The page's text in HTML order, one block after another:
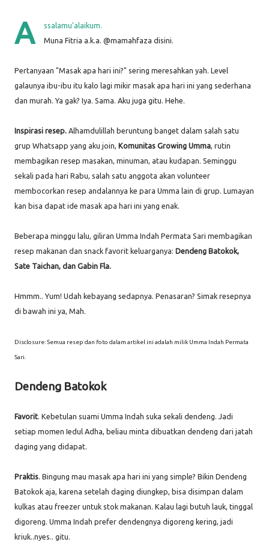
A
ssalamu'alaikum.
Muna Fitria a.k.a. @mamahfaza disini.
Pertanyaan "Masak apa hari ini?" sering meresahkan yah. Level
galaunya ibu-ibu itu kalo lagi mikir masak apa hari ini yang sederhana
dan murah. Ya gak? Iya. Sama. Aku juga gitu. Hehe.
Inspirasi resep. Alhamdulillah beruntung banget dalam salah satu
grup Whatsapp yang aku join, Komunitas Growing Umma, rutin
membagikan resep masakan, minuman, atau kudapan. Seminggu
sekali pada hari Rabu, salah satu anggota akan volunteer
membocorkan resep andalannya ke para Umma lain di grup. Lumayan
kan bisa dapat ide masak apa hari ini yang enak.
Beberapa minggu lalu, giliran Umma Indah Permata Sari membagikan
resep makanan dan snack favorit keluarganya: Dendeng Batokok,
Sate Taichan, dan Gabin Fla.
Hmmm.. Yum! Udah kebayang sedapnya. Penasaran? Simak resepnya
di bawah ini ya, Mah.
Disclosure: Semua resep dan foto dalam artikel ini adalah milik Umma Indah Permata
Sari.
Dendeng Batokok
Favorit . Kebetulan suami Umma Indah suka sekali dendeng. Jadi
setiap momen Iedul Adha, beliau minta dibuatkan dendeng dari jatah
daging yang didapat.
Praktis . Bingung mau masak apa hari ini yang simple? Bikin Dendeng
Batokok aja, karena setelah daging diungkep, bisa disimpan dalam
kulkas atau freezer untuk stok makanan. Kalau lagi butuh lauk, tinggal
digoreng. Umma Indah prefer dendengnya digoreng kering, jadi
kriuk..nyes.. gitu.